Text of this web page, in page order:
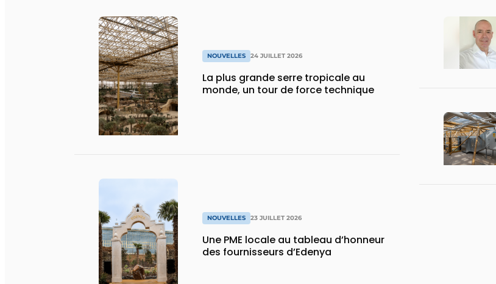
NOUVELLES 24 JUILLET 2026
La plus grande serre tropicale au
monde, un tour de force technique
NOUVELLES 23 JUILLET 2026
Une PME locale au tableau d’honneur
des fournisseurs d’Edenya